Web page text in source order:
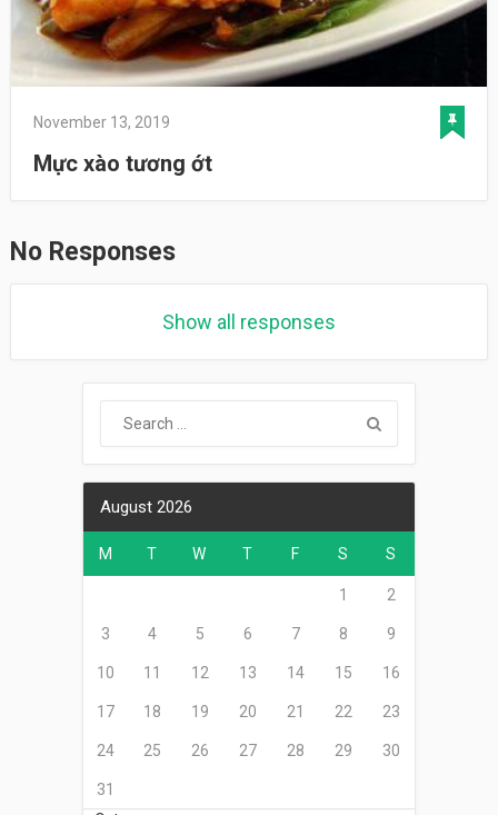
November 13, 2019
Mực xào tương ớt
No Responses
Show all responses
August 2026
M T W T F S S
1 2
3 4 5 6 7 8 9
10 11 12 13 14 15 16
17 18 19 20 21 22 23
24 25 26 27 28 29 30
31